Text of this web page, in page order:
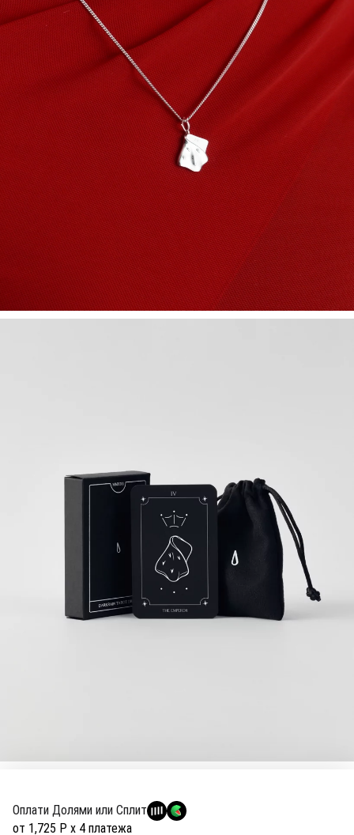
Оплати Долями или Сплит
от 1,725 Р х 4 платежа